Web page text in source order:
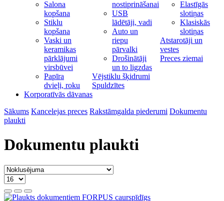
Salona
kopšana
Stiklu
kopšana
Vaski un
keramikas
pārklājumi
virsbūvei
Papīra
dvieļi, roku
nostiprināšanai
USB
lādētāji, vadi
Auto un
riepu
pārvalki
Drošinātāji
un to ligzdas
Vējstiklu šķidrumi
Spuldzītes
Elastīgās
slotiņas
Klasiskās
slotiņas
Atstarotāji un
vestes
Preces ziemai
Korporatīvās dāvanas
Sākums Kancelejas preces Rakstāmgalda piederumi Dokumentu
plaukti
Dokumentu plaukti